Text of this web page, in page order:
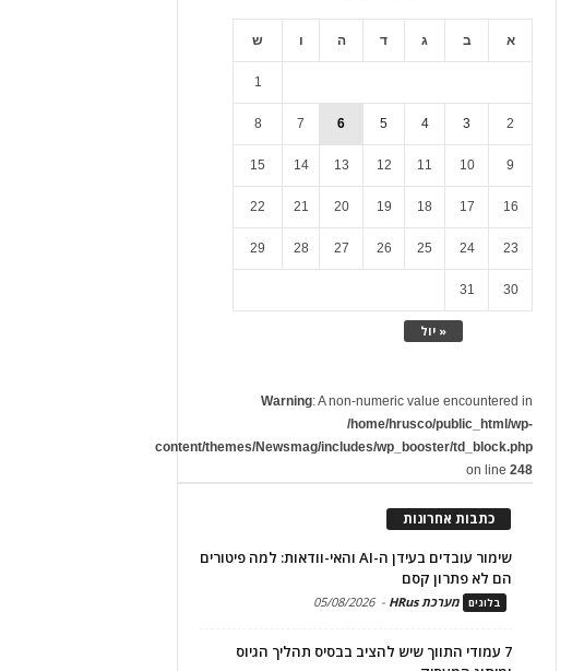
א ב ג ד ה ו ש
« יול
1
2
3
4
5
6
7
8
9
10
11
12
13
14
15
16
17
18
19
20
21
22
23
24
25
26
27
28
29
30
31
Warning: A non-numeric value encountered in
/home/hrusco/public_html/wp-
content/themes/Newsmag/includes/wp_booster/td_block.php
on line248
כתבות אחרונות
שימור עובדים בעידן ה-AI והאי-וודאות: למה פיטורים
הם לא פתרון קסם
בלוגים מערכת HRus -
05/08/2026
7 עמודי התווך שיש להציב בבסיס תהליך הגיוס